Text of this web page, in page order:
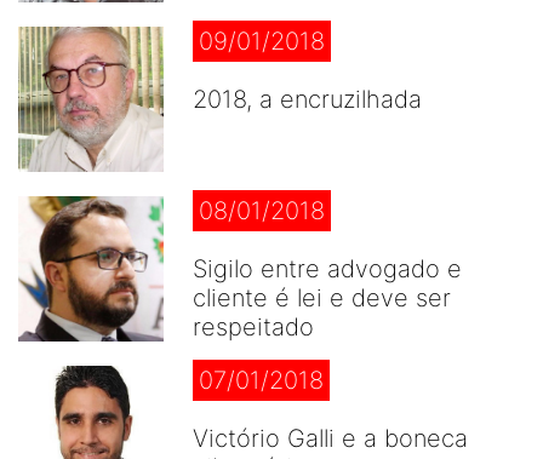
09/01/2018
2018, a encruzilhada
08/01/2018
Sigilo entre advogado e
cliente é lei e deve ser
respeitado
07/01/2018
Victório Galli e a boneca